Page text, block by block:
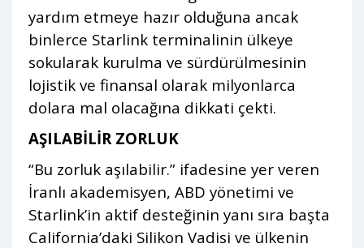
yardım etmeye hazır olduğuna ancak
binlerce Starlink terminalinin ülkeye
sokularak kurulma ve sürdürülmesinin
lojistik ve finansal olarak milyonlarca
dolara mal olacağına dikkati çekti.
AŞILABİLİR ZORLUK
“Bu zorluk aşılabilir.” ifadesine yer veren
İranlı akademisyen, ABD yönetimi ve
Starlink’in aktif desteğinin yanı sıra başta
California’daki Silikon Vadisi ve ülkenin